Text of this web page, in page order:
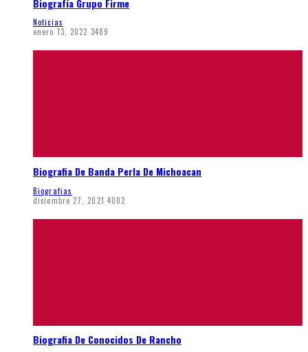
Biografía Grupo Firme
Noticias
enero 13, 2022 3489
Biografia De Banda Perla De Michoacan
Biografias
diciembre 27, 2021 4002
Biografia De Conocidos De Rancho